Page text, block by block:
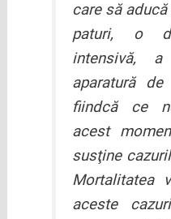
care să
paturi, o
intensivă,
aparatură
fiindcă ce
acest
susţine
Mortalitatea
aceste